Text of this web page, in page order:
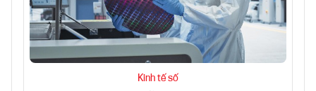
Kinh tế số